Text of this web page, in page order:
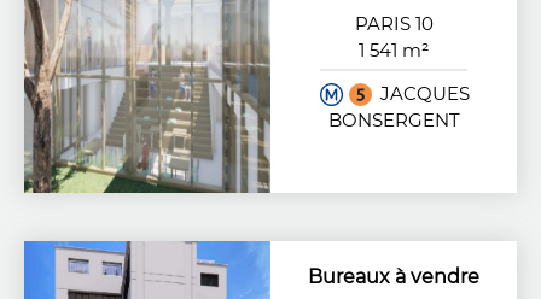
PARIS 10
1 541 m²
JACQUES
BONSERGENT
Bureaux à vendre